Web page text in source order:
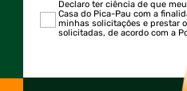
Declaro ter ciência de que
Casa do Pica-Pau com a
minhas solicitações e prestar
solicitadas, de acordo com a